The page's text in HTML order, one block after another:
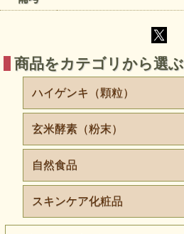
霊芝のパワーを感じてください。
霊芝とは、マンネンタケ科のキノ
の古木に寄生し、その木から養分
機能性キノコ類のなかでは、歴史
て長いのですが、科学的な研究に
らかになってきています。
商品をカテゴリから選ぶ
ハイゲンキ（顆粒）
玄米酵素（粉末）
自然食品
スキンケア化粧品